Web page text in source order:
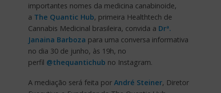
importantes nomes da medicina canabinoide,
a The Quantic Hub, primeira Healthtech de
Cannabis Medicinal brasileira, convida a Drª.
Janaina Barboza para uma conversa informativa
no dia 30 de junho, às 19h, no
perfil @thequantichub no Instagram.
A mediação será feita por André Steiner, Diretor